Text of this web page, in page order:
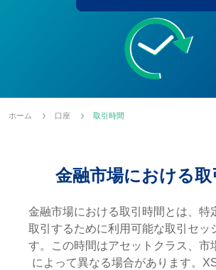
ホーム 口座 取引時間
金融市場における取
金融市場における取引時間とは、特
取引するために利用可能な取引セッ
す。この時間はアセットクラス、市
によって異なる場合があります。